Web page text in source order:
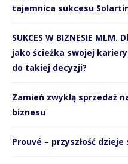
tajemnica sukcesu
SUKCES W BIZNESIE
jako ścieżka swojej
do takiej decyzji?
Zamień zwykłą sprzedaż
biznesu
Prouvé – przyszłość dzieje